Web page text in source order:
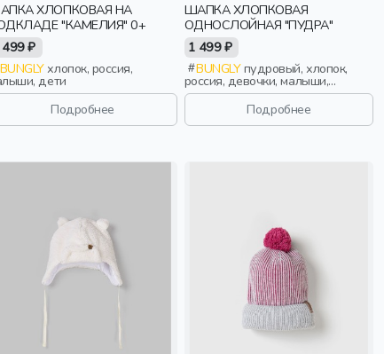
ХЛОПКОВАЯ НА
"КАМЕЛИЯ" 0+
₽
BUNGLYхлопок, россия,
дети
Подробнее
ШАПКА ХЛОПКОВАЯ
ОДНОСЛОЙНАЯ "ПУДРА"
1 499 ₽
BUNGLYпудровый, хлопок,
россия, девочки, малыши,
дошкольники, дети
Подробнее